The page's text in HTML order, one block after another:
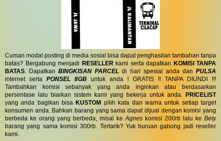
Cuman modal posting di media sosial bisa dapat penghasilan tambahan tanpa
batas? Bergabung menjadi RESELLERkami serta dapatkan KOMISI TANPA
BATAS. DapatkanBINGKISAN PARCEL di hari spesial anda danPULSA
internet serta PONSEL 8GB untuk anda ! GRATIS !! TANPA DIUNDI !!!
Tambahkan komisi sebanyak yang anda inginkan atau berdasarkan
persentase lalu biarkan sistem kami yang bekerja untuk anda. PRICELIST
yang anda bagikan bisa KUSTOM pilih kata dan warna untuk setiap target
konsumen anda. Bahkan barang yang sama dapat dijual dengan komisi yang
berbeda ke orang yang berbeda, misal keAgnes komisi 200rb lalu ke Bety
barang yang sama komisi 300rb. Tertarik? Yuk buruan gabung jadi reseller
kami.